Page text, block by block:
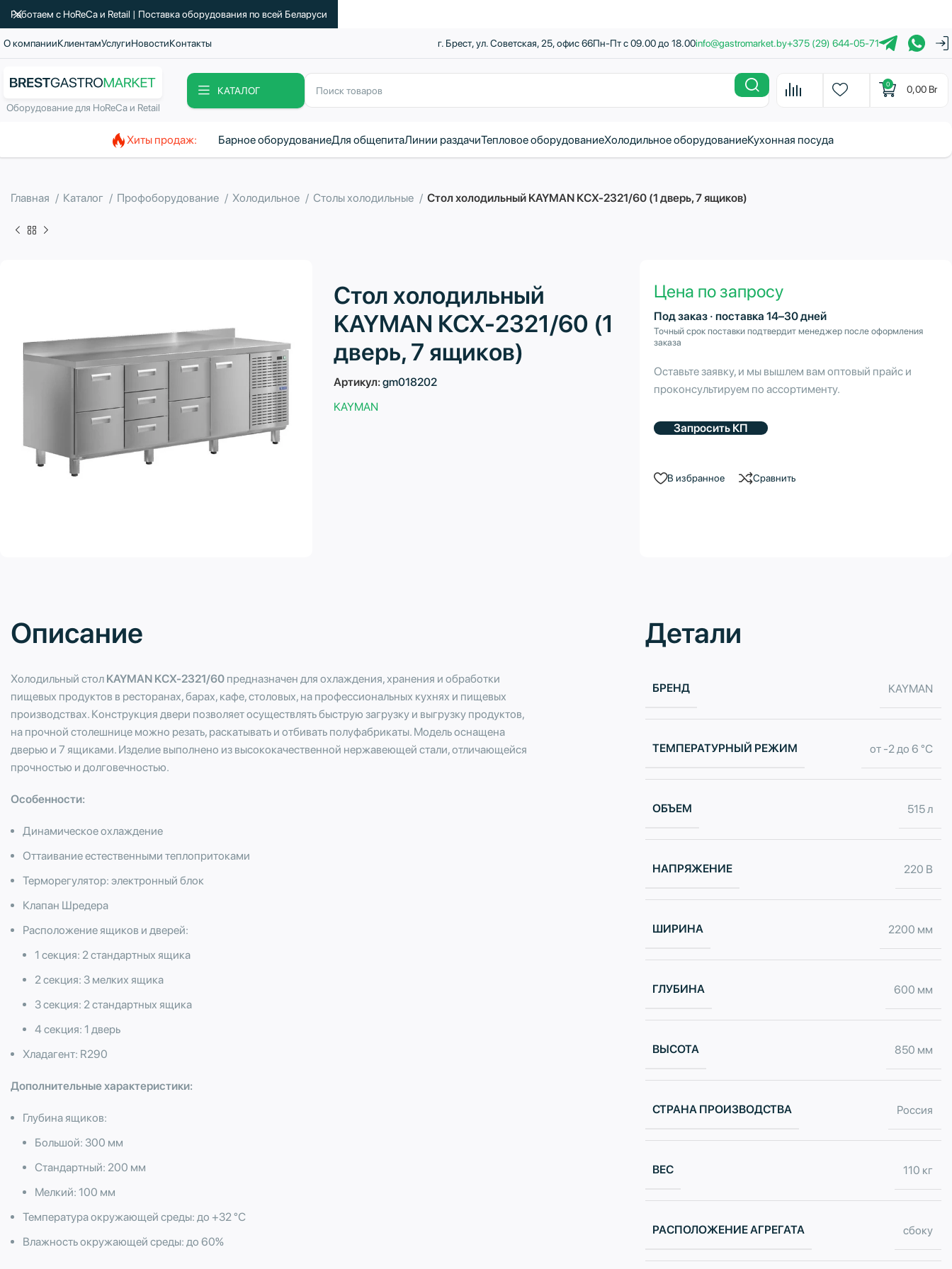
О компанииКлиентамУслугиНовостиКонтакты г. Брест, ул. Советская, 25, офис 66Пн-Пт с 09.00 до 18.00info@gastromarket.by+375 (29) 644-05-71
Оборудование для HoReCa и Retail
КАТАЛОГ
0 0,00 Br
Хиты продаж: Барное оборудованиеДля общепитаЛинии раздачиТепловое оборудованиеХолодильное оборудованиеКухонная посуда
Главная Каталог Профоборудование Холодильное Столы холодильные Стол холодильный KAYMAN КСХ-2321/60 (1 дверь, 7 ящиков)
Стол холодильный
KAYMAN КСХ-2321/60 (1
дверь, 7 ящиков)
Артикул:gm018202
KAYMAN
Цена по запросу
Под заказ · поставка 14–30 дней
Точный срок поставки подтвердит менеджер после оформления
заказа
Оставьте заявку, и мы вышлем вам оптовый прайс и
проконсультируем по ассортименту.
Запросить КП
В избранное Сравнить
Описание
Холодильный стол KAYMAN KСХ-2321/60 предназначен для охлаждения, хранения и обработки
пищевых продуктов в ресторанах, барах, кафе, столовых, на профессиональных кухнях и пищевых
производствах. Конструкция двери позволяет осуществлять быструю загрузку и выгрузку продуктов,
на прочной столешнице можно резать, раскатывать и отбивать полуфабрикаты. Модель оснащена
дверью и 7 ящиками. Изделие выполнено из высококачественной нержавеющей стали, отличающейся
прочностью и долговечностью.
Особенности:
Динамическое охлаждение
Оттаивание естественными теплопритоками
Терморегулятор: электронный блок
Клапан Шредера
Расположение ящиков и дверей:
1 секция: 2 стандартных ящика
2 секция: 3 мелких ящика
3 секция: 2 стандартных ящика
4 секция: 1 дверь
Хладагент: R290
Дополнительные характеристики:
Глубина ящиков:
Большой: 300 мм
Стандартный: 200 мм
​Мелкий: 100 мм
Температура окружающей среды: до +32 °С
Влажность окружающей среды: до 60%
Детали
БРЕНД KAYMAN
ТЕМПЕРАТУРНЫЙ РЕЖИМ от -2 до 6 °С
ОБЪЕМ 515 л
НАПРЯЖЕНИЕ 220 В
ШИРИНА 2200 мм
ГЛУБИНА 600 мм
ВЫСОТА 850 мм
СТРАНА ПРОИЗВОДСТВА Россия
ВЕС 110 кг
РАСПОЛОЖЕНИЕ АГРЕГАТА сбоку
Работаем с HoReCa и Retail | Поставка оборудования по всей Беларуси